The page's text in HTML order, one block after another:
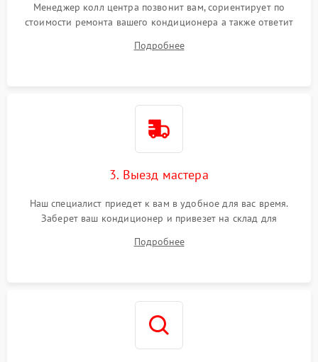
Менеджер колл центра позвонит вам, сориентирует по
стоимости ремонта вашего кондиционера а также ответит
Подробнее
3. Выезд мастера
Наш специалист приедет к вам в удобное для вас время.
Заберет ваш кондиционер и привезет на склад для
Подробнее